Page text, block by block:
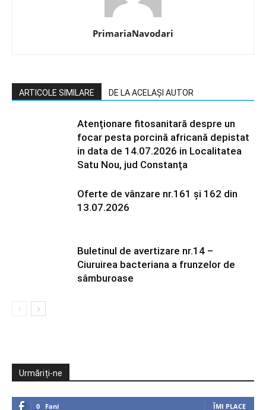
PrimariaNavodari
ARTICOLE SIMILARE DE LA ACELAȘI AUTOR
Atenționare fitosanitară despre un
focar pesta porcină africană depistat
in data de 14.07.2026 in Localitatea
Satu Nou, jud Constanța
Oferte de vânzare nr.161 și 162 din
13.07.2026
Buletinul de avertizare nr.14 –
Ciuruirea bacteriana a frunzelor de
sâmburoase
Urmăriți-ne
0 Fani ÎMI PLACE